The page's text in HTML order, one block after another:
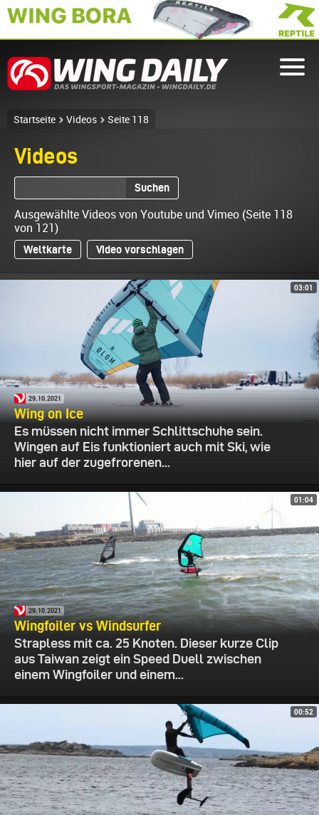
Startseite Videos Seite 118
Videos
Suchen
Ausgewählte Videos von Youtube und Vimeo (Seite 118
von 121)
Weltkarte Video vorschlagen
03:01
29.10.2021
Wing on Ice
Es müssen nicht immer Schlittschuhe sein.
Wingen auf Eis funktioniert auch mit Ski, wie
hier auf der zugefrorenen...
01:04
29.10.2021
Wingfoiler vs Windsurfer
Strapless mit ca. 25 Knoten. Dieser kurze Clip
aus Taiwan zeigt ein Speed Duell zwischen
einem Wingfoiler und einem...
00:52